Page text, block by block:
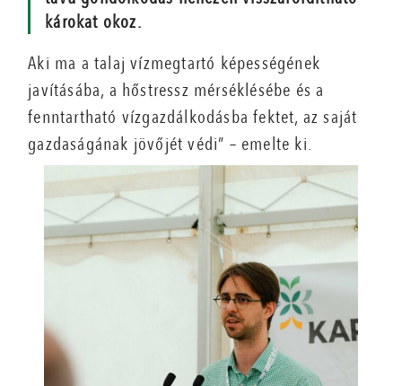
károkat okoz.
Aki ma a talaj vízmegtartó képességének
javításába, a hőstressz mérséklésébe és a
fenntartható vízgazdálkodásba fektet, az saját
gazdaságának jövőjét védi” – emelte ki.